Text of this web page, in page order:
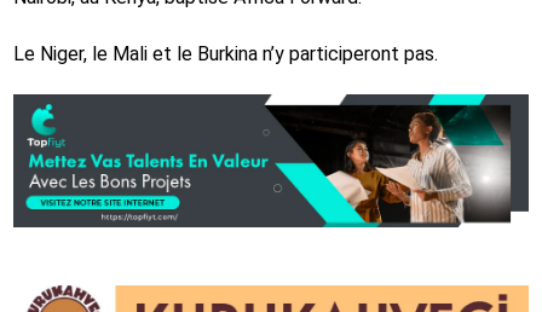
Le Niger, le Mali et le Burkina n’y participeront pas.